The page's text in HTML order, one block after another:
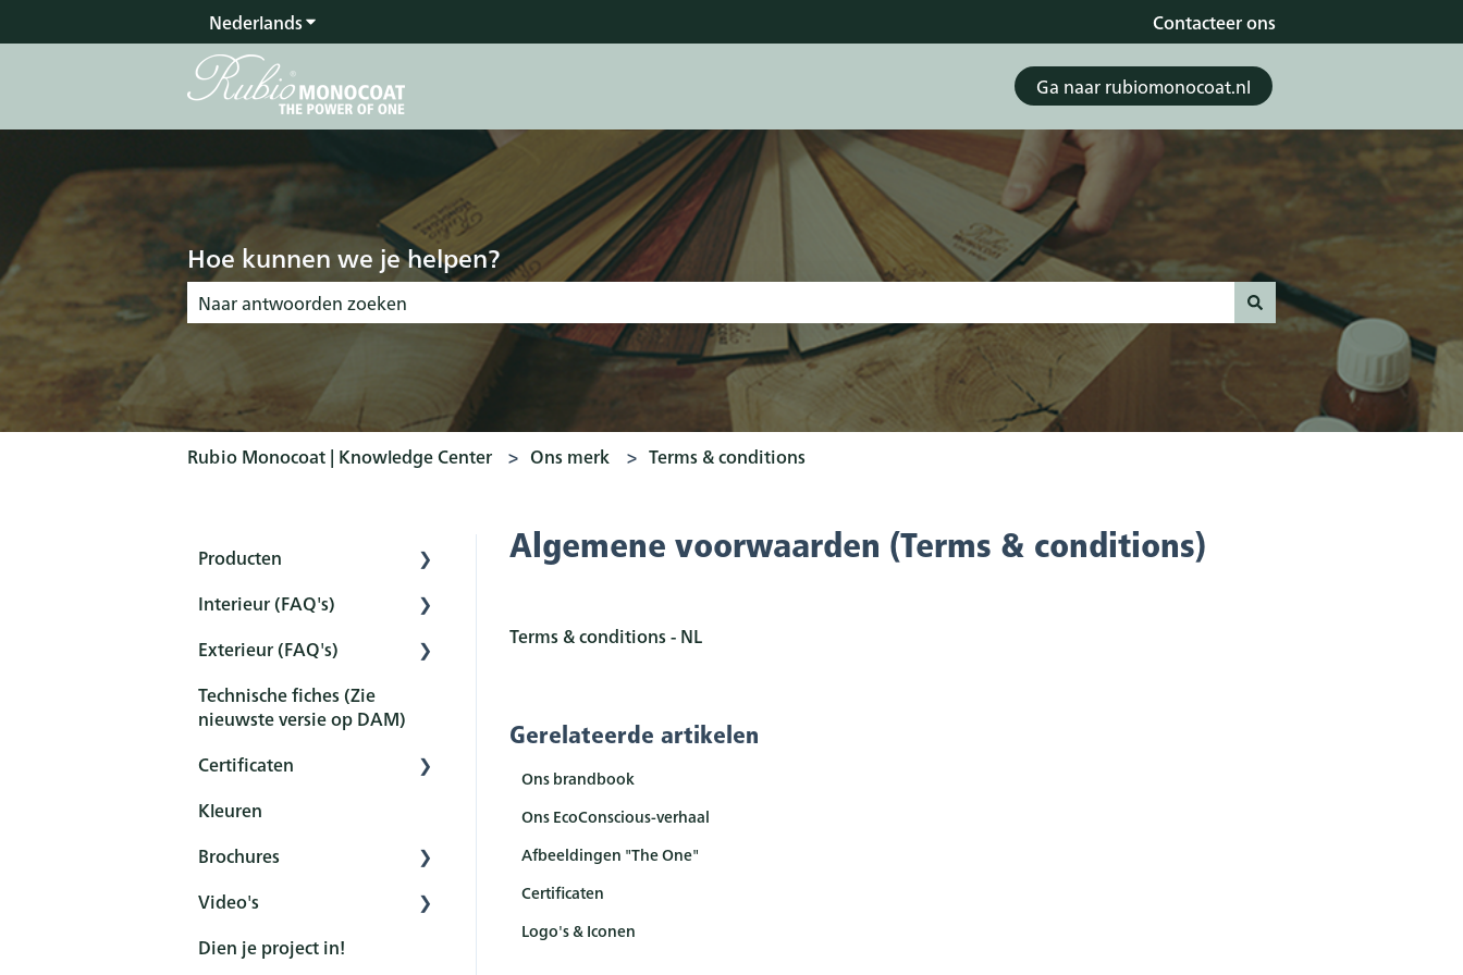
NederlandsSubmenu tonen voor vertalingen Contacteer ons
Ga naar rubiomonocoat.nl
Hoe kunnen we je helpen?
Er zijn geen suggesties want het zoekveld is leeg.
Rubio Monocoat | Knowledge Center Ons merk Terms & conditions
Algemene voorwaarden (Terms & conditions)
Terms & conditions - NL
Gerelateerde artikelen
Ons brandbook
Ons EcoConscious-verhaal
Afbeeldingen "The One"
Certificaten
Logo's & Iconen
Producten
Interior
Exterior
Tools
Interieur (FAQ's)
Voorbereiding
Voorbehandeling
Exterieur (FAQ's)
Voorbehandeling
Technische fiches (Zie
nieuwste versie op DAM)
Certificaten
Overzicht
Certificaten
Kleuren
Brochures
Algemeen
Product
Video's
Rubio Monocoat
Dien je project in!